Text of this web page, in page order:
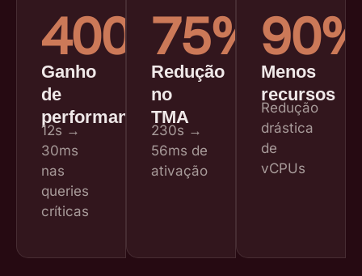
400 x
Ganho
de
performance
12s →
30ms
nas
queries
críticas
75%
Redução
no
TMA
230s →
56ms de
ativação
90
Menos
recursos
Redução
drástica
de
vCPUs